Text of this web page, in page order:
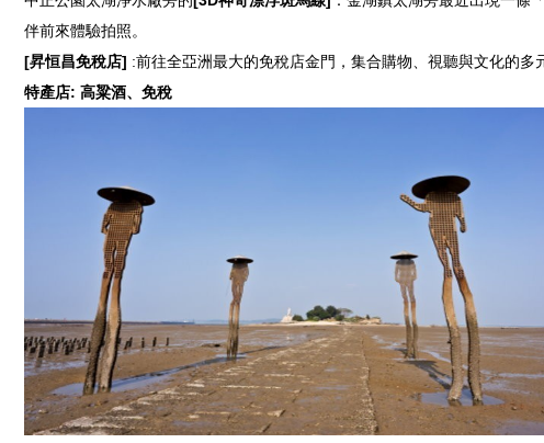
伴前來體驗拍照。
[昇恒昌免稅店] :前往全亞洲最大的免稅店金門，集合購物、視聽與文化的
特產店: 高粱酒、免稅